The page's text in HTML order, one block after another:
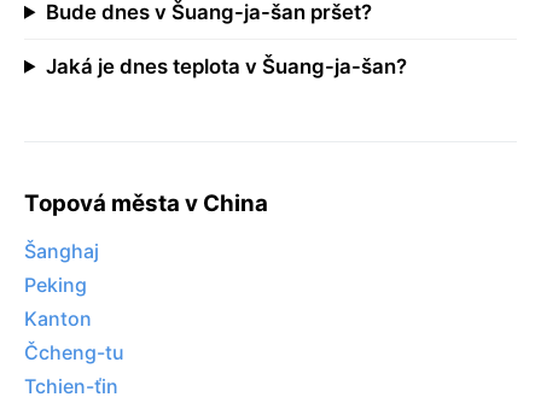
Bude dnes v Šuang-ja-šan pršet?
Jaká je dnes teplota v Šuang-ja-šan?
Topová města v China
Šanghaj
Peking
Kanton
Čcheng-tu
Tchien-ťin